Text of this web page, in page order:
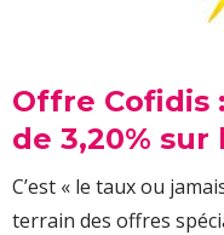
Offre Cofidis
de 3,20%
C’est « le taux ou
terrain des offres